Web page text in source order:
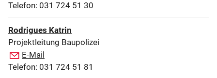
Telefon: 031 724 51 30
Rodrigues Katrin
Projektleitung Baupolizei
E-Mail
Telefon: 031 724 51 81